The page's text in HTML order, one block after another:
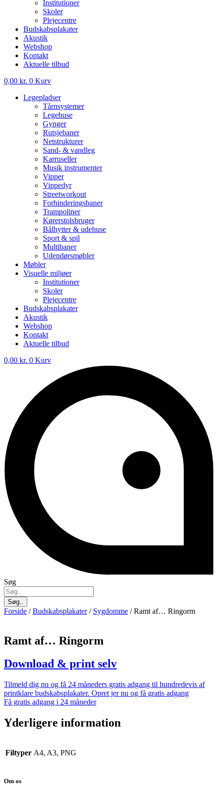
Institutioner
Skoler
Plejecentre
Budskabsplakater
Akustik
Webshop
Kontakt
Aktuelle tilbud
0,00 kr. 0 Kurv
Legepladser
Tårnsystemer
Legehuse
Gynger
Rutsjebaner
Netstrukturer
Sand- & vandleg
Karruseller
Musik instrumenter
Vipper
Vippedyr
Streetworkout
Forhinderingsbaner
Trampoliner
Kørerstolsbruger
Bålhytter & udehuse
Sport & spil
Multibaner
Udendørsmøbler
Møbler
Visuelle miljøer
Institutioner
Skoler
Plejecentre
Budskabsplakater
Akustik
Webshop
Kontakt
Aktuelle tilbud
0,00 kr. 0 Kurv
Søg
Søg..
Forside /Budskabsplakater/ Sygdomme / Ramt af… Ringorm
Ramt af… Ringorm
Download & print selv
Tilmeld dig nu og få 24 måneders gratis adgang til hundredevis af
printklare budskabsplakater. Opret jer nu og få gratis adgang
Få gratis adgang i 24 måneder
Yderligere information
Filtyper A4, A3, PNG
Om os